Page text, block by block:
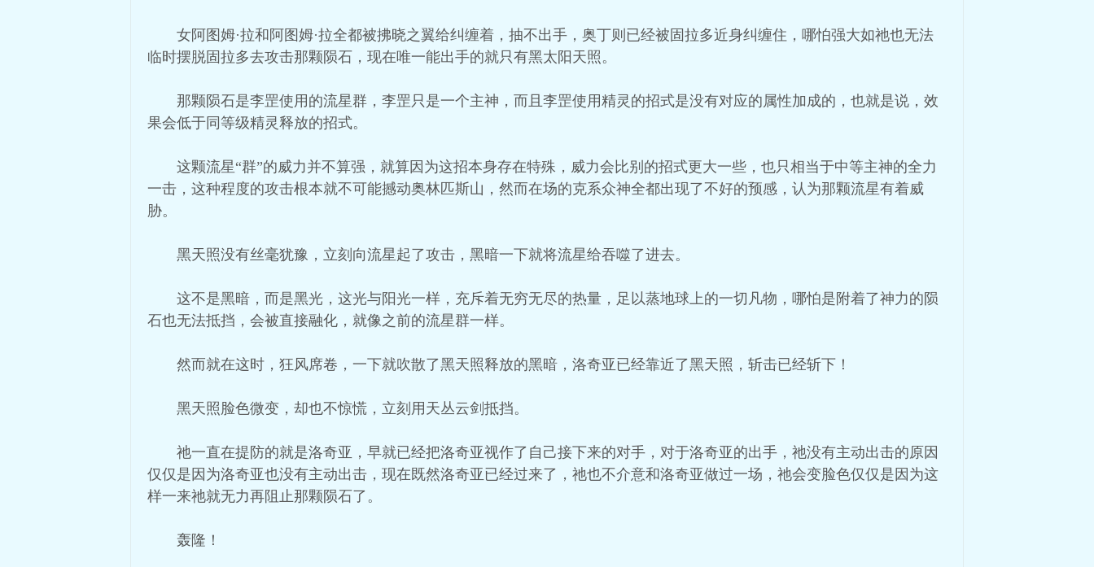
女阿图姆·拉和阿图姆·拉全都被拂晓之翼给纠缠着，抽不出手，奥丁则已经被固拉多近身纠缠住，哪怕强大如祂也无法
临时摆脱固拉多去攻击那颗陨石，现在唯一能出手的就只有黑太阳天照。
那颗陨石是李罡使用的流星群，李罡只是一个主神，而且李罡使用精灵的招式是没有对应的属性加成的，也就是说，效
果会低于同等级精灵释放的招式。
这颗流星“群”的威力并不算强，就算因为这招本身存在特殊，威力会比别的招式更大一些，也只相当于中等主神的全力
一击，这种程度的攻击根本就不可能撼动奥林匹斯山，然而在场的克系众神全都出现了不好的预感，认为那颗流星有着威
胁。
黑天照没有丝毫犹豫，立刻向流星起了攻击，黑暗一下就将流星给吞噬了进去。
这不是黑暗，而是黑光，这光与阳光一样，充斥着无穷无尽的热量，足以蒸地球上的一切凡物，哪怕是附着了神力的陨
石也无法抵挡，会被直接融化，就像之前的流星群一样。
然而就在这时，狂风席卷，一下就吹散了黑天照释放的黑暗，洛奇亚已经靠近了黑天照，斩击已经斩下！
黑天照脸色微变，却也不惊慌，立刻用天丛云剑抵挡。
祂一直在提防的就是洛奇亚，早就已经把洛奇亚视作了自己接下来的对手，对于洛奇亚的出手，祂没有主动出击的原因
仅仅是因为洛奇亚也没有主动出击，现在既然洛奇亚已经过来了，祂也不介意和洛奇亚做过一场，祂会变脸色仅仅是因为这
样一来祂就无力再阻止那颗陨石了。
轰隆！